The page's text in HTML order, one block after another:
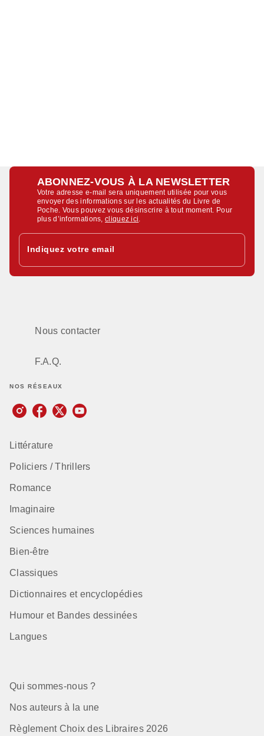
ABONNEZ-VOUS À LA NEWSLETTER
Votre adresse e-mail sera uniquement utilisée pour vous
envoyer des informations sur les actualités du Livre de
Poche. Vous pouvez vous désinscrire à tout moment. Pour
plus d’informations,cliquez ici
Indiquez votre email
Nous contacter
F.A.Q.
NOS RÉSEAUX
Littérature
Policiers / Thrillers
Romance
Imaginaire
Sciences humaines
Bien-être
Classiques
Dictionnaires et encyclopédies
Humour et Bandes dessinées
Langues
Qui sommes-nous ?
Nos auteurs à la une
Règlement Choix des Libraires 2026